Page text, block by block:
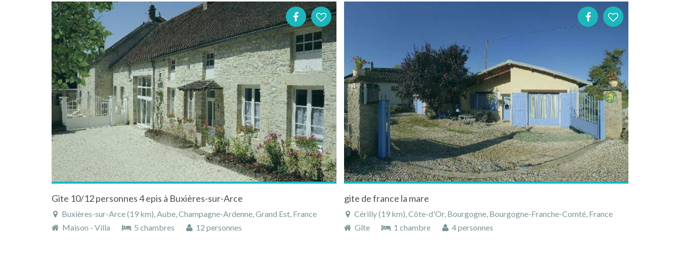
Gite 10/12 personnes 4 epis à Buxières-sur-Arce
Buxières-sur-Arce (19 km), Aube, Champagne-Ardenne, Grand Est, France
Maison - Villa
5 chambres 12 personnes
gite de france la mare
Cérilly (19 km), Côte-d'Or, Bourgogne, Bourgogne-Franche-Comté, France
Gîte
1 chambre 4 personnes